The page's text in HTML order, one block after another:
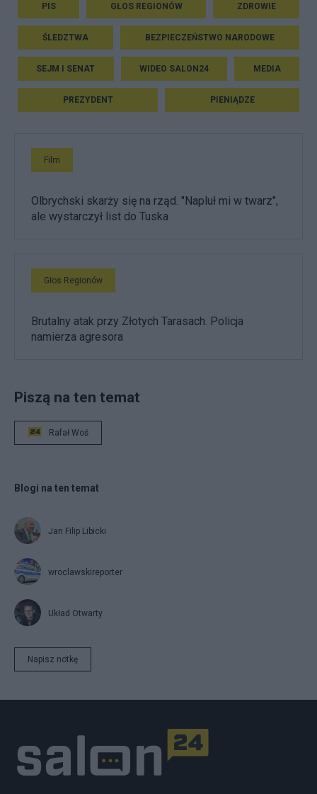
PIS GŁOS REGIONÓW ZDROWIE
ŚLEDZTWA BEZPIECZEŃSTWO NARODOWE
SEJM I SENAT WIDEO SALON24 MEDIA
PREZYDENT PIENIĄDZE
Film
Olbrychski skarży się na rząd. "Napluł mi w twarz",
ale wystarczył list do Tuska
Głos Regionów
Brutalny atak przy Złotych Tarasach. Policja
namierza agresora
Piszą na ten temat
Rafał Woś
Blogi na ten temat
Jan Filip Libicki
wroclawskireporter
Układ Otwarty
Napisz notkę